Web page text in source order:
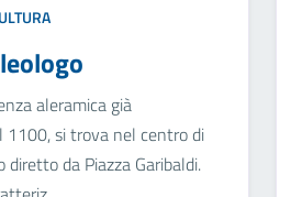
aleramica già
1100, si trova nel centro di
diretto da Piazza Garibaldi.